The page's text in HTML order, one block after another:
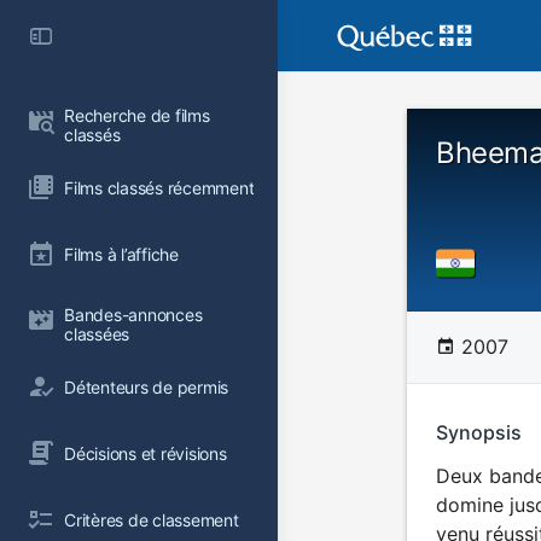
Recherche de films
classés
Films classés récemment
Films à l’affiche
Bandes-annonces
classées
Détenteurs de permis
Décisions et révisions
Critères de classement
2007
Synopsis
Deux
domine
venu